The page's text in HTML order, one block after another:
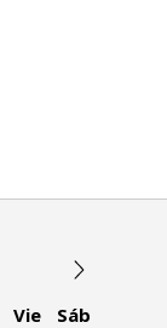
Vie
Sáb